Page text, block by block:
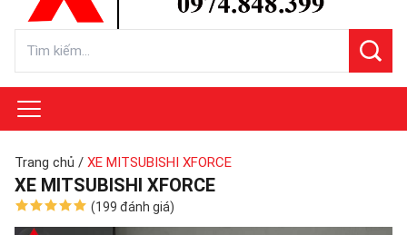
Trang chủ / XE MITSUBISHI XFORCE
XE MITSUBISHI XFORCE
(199 đánh giá)